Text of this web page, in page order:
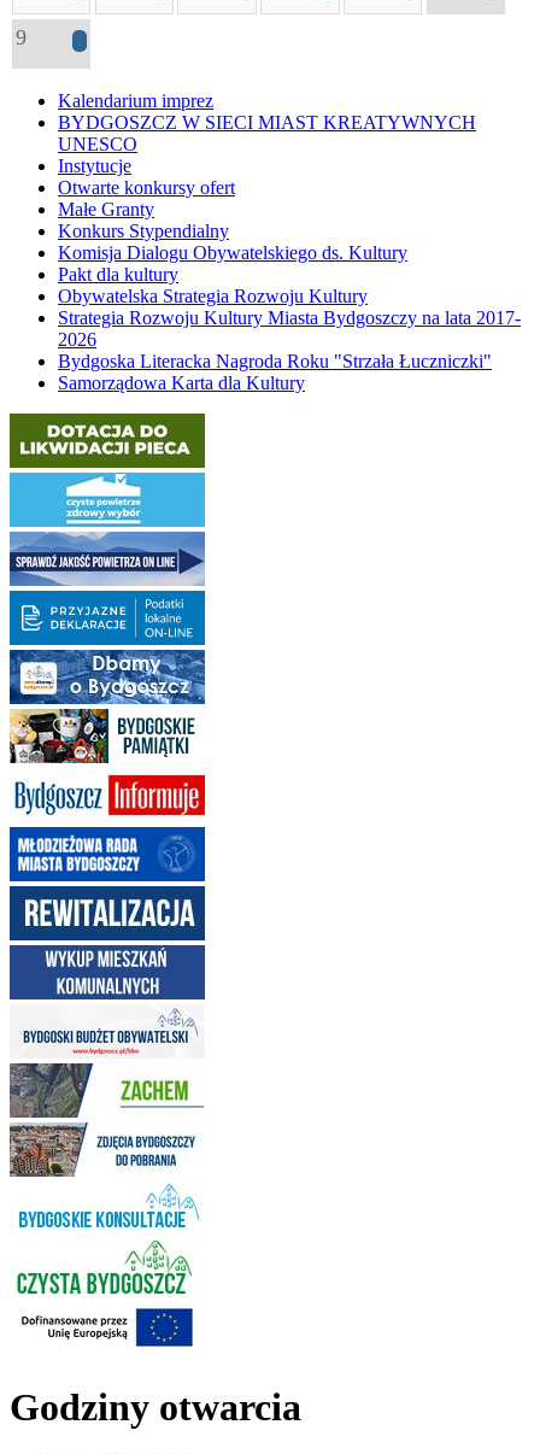
9 1
Kalendarium imprez
BYDGOSZCZ W SIECI MIAST KREATYWNYCH
UNESCO
Instytucje
Otwarte konkursy ofert
Małe Granty
Konkurs Stypendialny
Komisja Dialogu Obywatelskiego ds. Kultury
Pakt dla kultury
Obywatelska Strategia Rozwoju Kultury
Strategia Rozwoju Kultury Miasta Bydgoszczy na lata 2017-
2026
Bydgoska Literacka Nagroda Roku "Strzała Łuczniczki"
Samorządowa Karta dla Kultury
Godziny otwarcia